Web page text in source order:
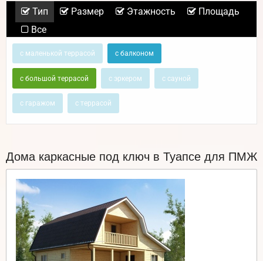
Тип Размер Этажность
Площадь
Все
с маленькой террасой с балконом
с большой террасой с эркером с сауной
с гаражом с террасой
Дома каркасные под ключ в Туапсе для ПМЖ